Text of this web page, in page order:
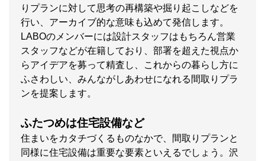
りプランに対して思考の再構築や掘り起こしなどを
行い、アーカイブ的な意味も込めて発信します。
LABOのメンバーには設計スタッフはもちろん営業
スタッフなどが在籍しており、部署を超えた視点か
らアイデアを募って精査し、これからの暮らし方に
ふさわしい、みんながしあわせになれる間取りプラ
ンを提案します。
ふたつめは住宅設備など
住まいをカタチづくるものなかで、間取りプランと
同様に住宅設備は重要な要素といえるでしょう。沢